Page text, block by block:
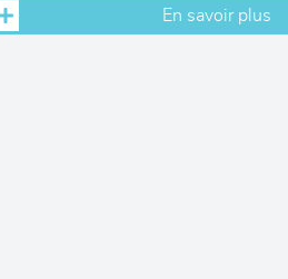
En savoir plus